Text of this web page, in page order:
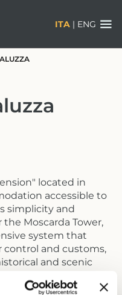
ITA | ENG
located in
accessible to
simplicity and
Moscarda Tower,
system that
control and customs,
and scenic
you can engage in